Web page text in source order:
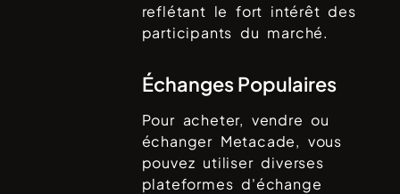
reflétant le fort intérêt des
participants du marché.
Échanges Populaires
Pour acheter, vendre ou
échanger Metacade, vous
pouvez utiliser diverses
plateformes d'échange